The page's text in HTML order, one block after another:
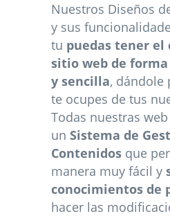
Nuestros Diseños
y sus
tu puedas tener el
sitio web de forma
y sencilla, dándole
te ocupes de tus
Todas nuestras
un Sistema de
Contenidos que
manera muy fácil y
conocimientos de
hacer las